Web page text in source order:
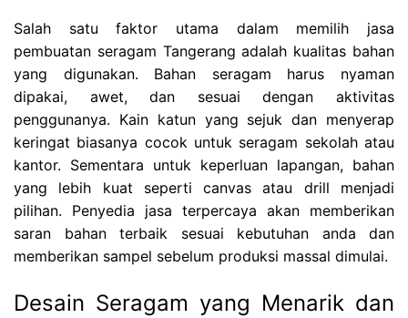
Salah satu faktor utama dalam memilih jasa
pembuatan seragam Tangerang adalah kualitas bahan
yang digunakan. Bahan seragam harus nyaman
dipakai, awet, dan sesuai dengan aktivitas
penggunanya. Kain katun yang sejuk dan menyerap
keringat biasanya cocok untuk seragam sekolah atau
kantor. Sementara untuk keperluan lapangan, bahan
yang lebih kuat seperti canvas atau drill menjadi
pilihan. Penyedia jasa terpercaya akan memberikan
saran bahan terbaik sesuai kebutuhan anda dan
memberikan sampel sebelum produksi massal dimulai.
Desain Seragam yang Menarik dan